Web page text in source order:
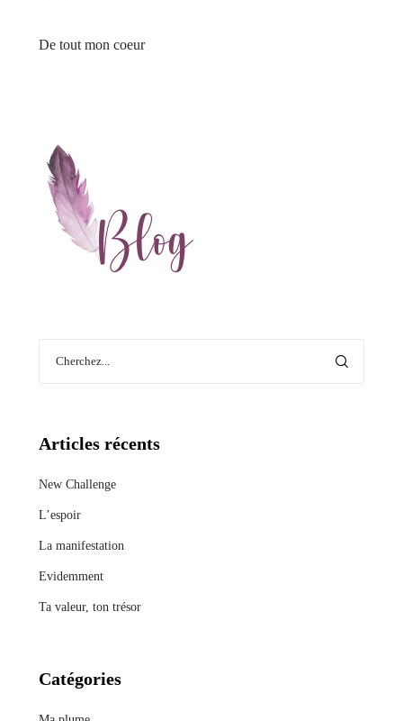
De tout mon coeur
Articles récents
New Challenge
L’espoir
La manifestation
Evidemment
Ta valeur, ton trésor
Catégories